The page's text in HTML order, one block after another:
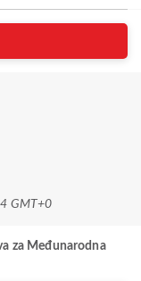
GMT+0
za Međunarodna